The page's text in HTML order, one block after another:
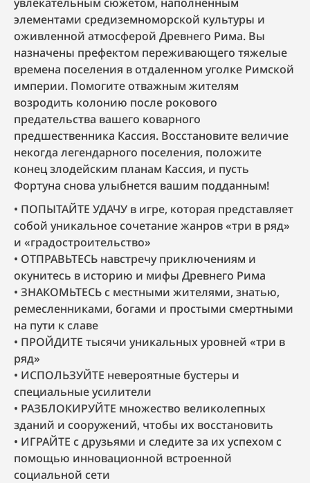
элементами средиземноморской культуры и
оживленной атмосферой Древнего Рима. Вы
назначены префектом переживающего тяжелые
времена поселения в отдаленном уголке Римской
империи. Помогите отважным жителям
возродить колонию после рокового
предательства вашего коварного
предшественника Кассия. Восстановите величие
некогда легендарного поселения, положите
конец злодейским планам Кассия, и пусть
Фортуна снова улыбнется вашим подданным!
ПОПЫТАЙТЕ УДАЧУ в игре, которая представляет
собой уникальное сочетание жанров «три в ряд»
и «градостроительство»
ОТПРАВЬТЕСЬ навстречу приключениям и
окунитесь в историю и мифы Древнего Рима
ЗНАКОМЬТЕСЬ с местными жителями, знатью,
ремесленниками, богами и простыми смертными
на пути к славе
ПРОЙДИТЕ тысячи уникальных уровней «три в
ряд»
ИСПОЛЬЗУЙТЕ невероятные бустеры и
специальные усилители
РАЗБЛОКИРУЙТЕ множество великолепных
зданий и сооружений, чтобы их восстановить
ИГРАЙТЕ с друзьями и следите за их успехом с
помощью инновационной встроенной
социальной сети